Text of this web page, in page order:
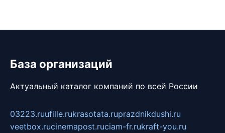
База организаций
Актуальный каталог компаний по всей России
03223.ruufille.rukrasotata.ruprazdnikdushi.ru
veetbox.rucinemapost.ruciam-fr.rukraft-you.ru